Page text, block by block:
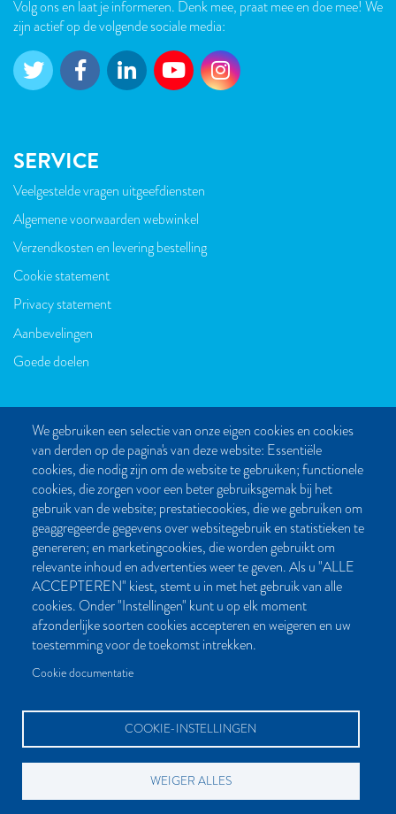
We gebruiken een selectie van onze eigen cookies en cookies
van derden op de pagina's van deze website: Essentiële
cookies, die nodig zijn om de website te gebruiken; functionele
cookies, die zorgen voor een beter gebruiksgemak bij het
gebruik van de website; prestatiecookies, die we gebruiken om
geaggregeerde gegevens over websitegebruik en statistieken te
genereren; en marketingcookies, die worden gebruikt om
relevante inhoud en advertenties weer te geven. Als u "ALLE
ACCEPTEREN" kiest, stemt u in met het gebruik van alle
cookies. Onder "Instellingen" kunt u op elk moment
afzonderlijke soorten cookies accepteren en weigeren en uw
toestemming voor de toekomst intrekken.
Cookie documentatie
COOKIE-INSTELLINGEN
WEIGER ALLES
Volg ons en laat je informeren. Denk mee, praat mee en doe mee! We
zijn actief op de volgende sociale media:
SERVICE
VOET
Veelgestelde vragen uitgeefdiensten
Algemene voorwaarden webwinkel
Verzendkosten en levering bestelling
Cookie statement
Privacy statement
Aanbevelingen
Goede doelen
CONTACT
Post- en bezoekadres:
Kattegat 32-8
9723 JP Groningen
Nederland
Bellen:
050 851 80 41
Bereikbaar van maandag t/m vrijdag tussen 9.00 en 17.00 uur
info[at]palmslag.nl(algemene vragen)
BETAALMOGELIJKHEDEN